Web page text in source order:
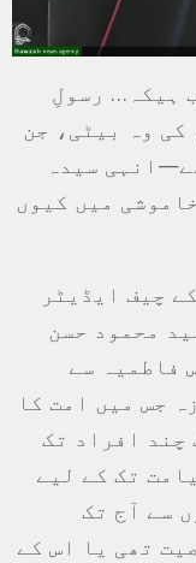
ہیکہ… رسولِ
کی وہ بیٹی، جن
سیدہ
میں کیوں
چیف ایڈیٹر
محمود حسن
فاطمیہ سے
جس میں امت کا
چند افراد تک
تک کے لیے
سے آج تک
تھی یا اس کے